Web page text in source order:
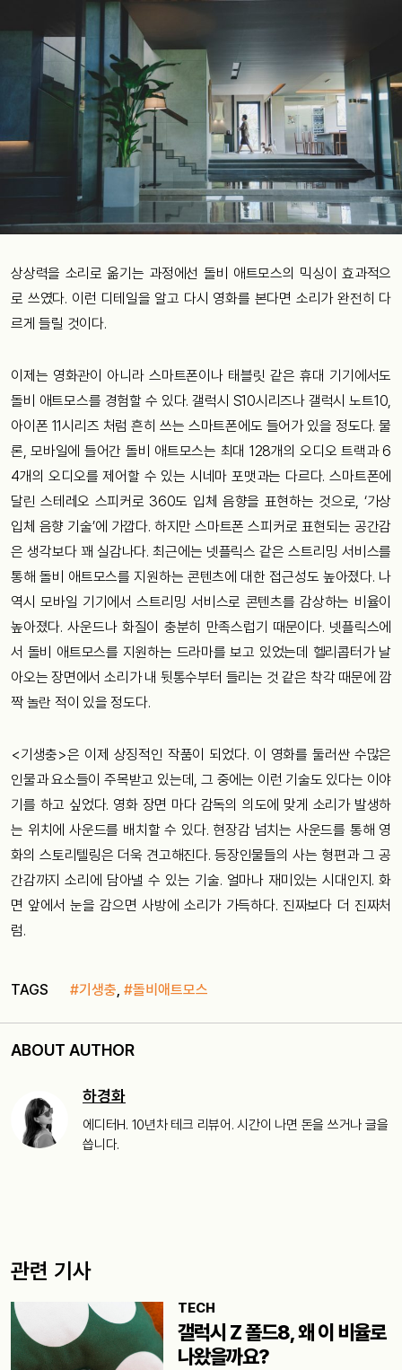
상상력을 소리로 옮기는 과정에선 돌비 애트모스의 믹싱이 효과적으
로 쓰였다. 이런 디테일을 알고 다시 영화를 본다면 소리가 완전히 다
르게 들릴 것이다.
이제는 영화관이 아니라 스마트폰이나 태블릿 같은 휴대 기기에서도
돌비 애트모스를 경험할 수 있다.갤럭시 S10시리즈나 갤럭시 노트10,
아이폰 11시리즈 처럼 흔히 쓰는 스마트폰에도 들어가 있을 정도다.물
론 ,모바일에 들어간 돌비 애트모스는 최대 128개의 오디오 트랙과6
4개의 오디오를 제어할 수 있는 시네마 포맷과는 다르다.스마트폰에
달린 스테레오 스피커로 360도 입체 음향을 표현하는 것으로 , ‘가상
입체 음향 기술’에 가깝다. 하지만 스마트폰 스피커로 표현되는 공간감
은 생각보다 꽤 실감나다.최근에는 넷플릭스 같은 스트리밍 서비스를
통해 돌비 애트모스를 지원하는 콘텐츠에 대한 접근성도 높아졌다. 나
역시 모바일 기기에서 스트리밍 서비스로 콘텐츠를 감상하는 비율이
높아졌다.사운드나 화질이 충분히 만족스럽기 때문이다. 넷플릭스에
서 돌비 애트모스를 지원하는 드라마를 보고 있었는데 헬리콥터가 날
아오는 장면에서 소리가 내 뒷통수부터 들리는 것 같은 착각 때문에 깜
짝 놀란 적이 있을 정도다.
<기생충>은 이제 상징적인 작품이 되었다. 이 영화를 둘러싼 수많은
인물과 요소들이 주목받고 있는데 그 중에는 이런 기술도 있다는 이야
기를 하고 싶었다. 영화 장면 마다 감독의 의도에 맞게 소리가 발생하
는 위치에 사운드를 배치할 수 있다. 현장감 넘치는 사운드를 통해 영
화의 스토리텔링은 더욱 견고해진다.등장인물들의 사는 형편과 그 공
간감까지 소리에 담아낼 수 있는 기술. 얼마나 재미있는 시대인지.화
면 앞에서 눈을 감으면 사방에 소리가 가득하다. 진짜보다 더 진짜처
럼.
TAGS #기생충 #돌비애트모스
ABOUT AUTHOR
하경화
에디터H. 10년차 테크 리뷰어. 시간이 나면 돈을 쓰거나 글을
씁니다.
관련 기사
TECH
갤럭시 Z 폴드8, 왜 이 비율로
나왔을까요?